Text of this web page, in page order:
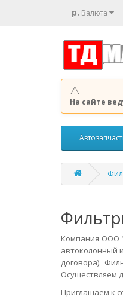
р. Валюта
⚠️
На сайте
Компания ООО
автоколонный
договора).
Осуществляем
Приглашаем к